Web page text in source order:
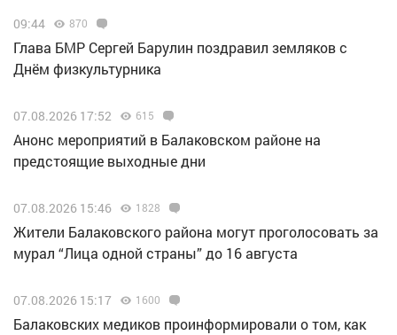
09:44 870
Глава БМР Сергей Барулин поздравил земляков с
Днём физкультурника
07.08.2026 17:52 615
Анонс мероприятий в Балаковском районе на
предстоящие выходные дни
07.08.2026 15:46 1828
Жители Балаковского района могут проголосовать за
мурал “Лица одной страны” до 16 августа
07.08.2026 15:17 1600
Балаковских медиков проинформировали о том, как